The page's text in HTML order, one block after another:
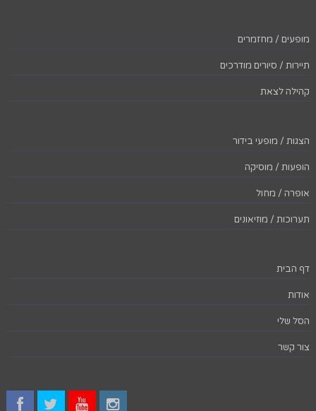
מופעים / מחזמרים
תיירות / סיורים מודרכים
קהילה לצאת
הצגות / מופעי בידור
הופעות / מוסיקה
אופרה / מחול
תערוכות / מוזיאונים
דף הבית
אודות
הסל שלי
צור קשר